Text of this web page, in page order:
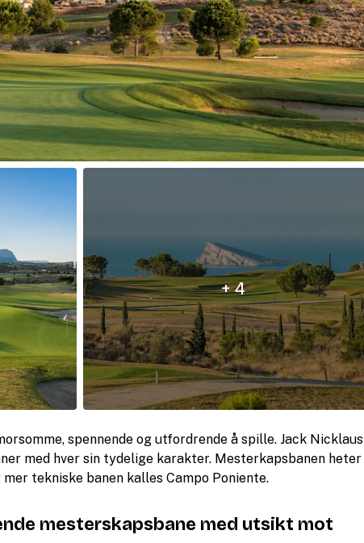
+ 4
spennende og utfordrende å spille. Jack Nicklaus
med hver sin tydelige karakter. Mesterkapsbanen heter
tekniske banen kalles Campo Poniente.
mesterskapsbane med utsikt mot